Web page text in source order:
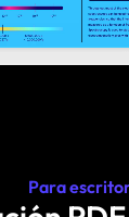
Para